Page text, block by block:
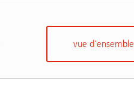
vue d'ensemble